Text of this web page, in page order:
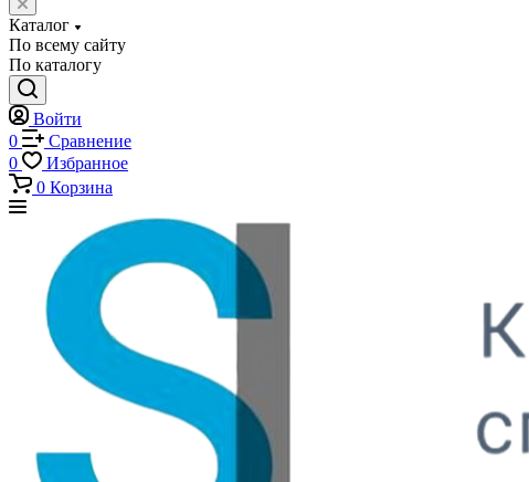
Каталог
По всему сайту
По каталогу
Войти
0
Сравнение
0
Избранное
0 Корзина